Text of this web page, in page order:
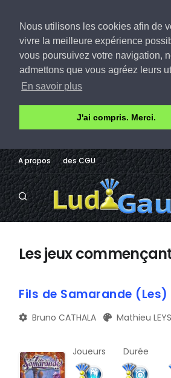
Nous utilisons les cookies afin de
vivre la meilleure expérience
vous poursuivez votre navigation,
admettons que vous agréez leurs
En savoir plus
J'ai compris. Merci.
A propos des CGU
LUDOTHÈQUE
E
Q
AVIS
CONTACT
Les jeux
Fils de Samarande (Les)
Bruno CATHALA Mathieu
Joueurs Durée